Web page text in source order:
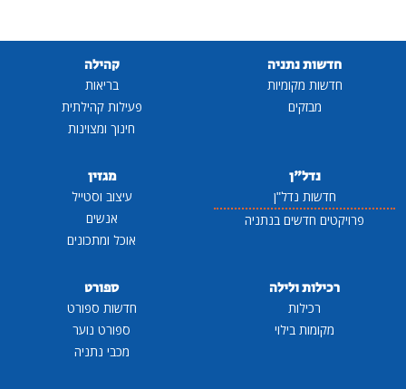
חדשות נתניה
חדשות מקומיות
מבזקים
קהילה
בריאות
פעילות קהילתית
חינוך ומצוינות
נדל"ן
חדשות נדל"ן
פרויקטים חדשים בנתניה
מגזין
עיצוב וסטייל
אנשים
אוכל ומתכונים
רכילות ולילה
רכילות
מקומות בילוי
ספורט
חדשות ספורט
ספורט נוער
מכבי נתניה